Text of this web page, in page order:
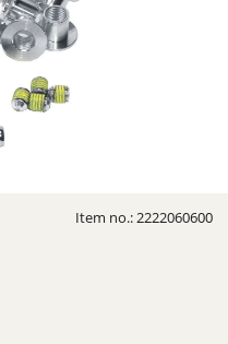
Item no.:2222060600